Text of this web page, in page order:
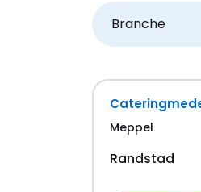
Branche
Meppel
Randstad